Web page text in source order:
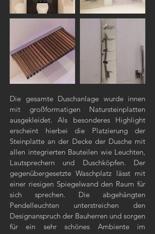
Die gesamte Duschanlage wurde innen
mit großformatigen Natursteinplatten
ausgekleidet. Als besonderes Highlight
erscheint hierbei die Platzierung der
Steinplatte an der Decke der Dusche mit
allen integrierten Bauteilen wie Leuchten,
Lautsprechern und Duschköpfen. Der
gegenübergesetzte Waschplatz lässt mit
einer riesigen Spiegelwand den Raum für
sich sprechen. Die abgehängten
Pendelleuchten unterstreichen den
Designanspruch der Bauherren und sorgen
für ein sehr schönes Ambiente im